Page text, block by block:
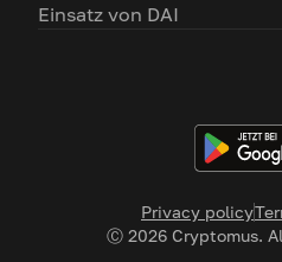
Privacy policy
Ⓒ 2026Cryptomus.
Einsatz von DAI